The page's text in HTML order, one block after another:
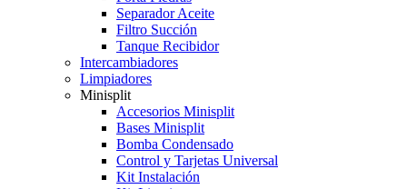
Separador Aceite
Filtro Succión
Tanque Recibidor
Intercambiadores
Limpiadores
Minisplit
Accesorios Minisplit
Bases Minisplit
Bomba Condensado
Control y Tarjetas Universal
Kit Instalación